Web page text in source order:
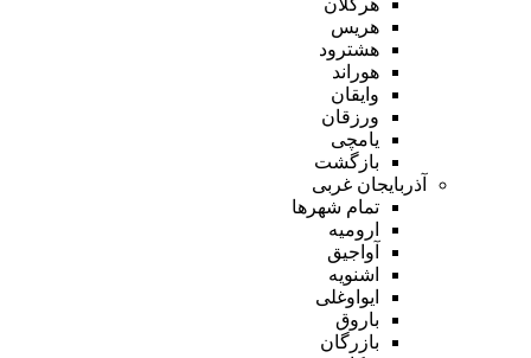
هریس
هشترود
هوراند
وایقان
ورزقان
یامچی
بازگشت
آذربایجان غربی
تمام شهر‌ها
ارومیه
آواجیق
اشنویه
ایواوغلی
باروق
بازرگان